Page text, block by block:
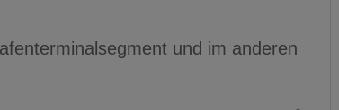
und im anderen